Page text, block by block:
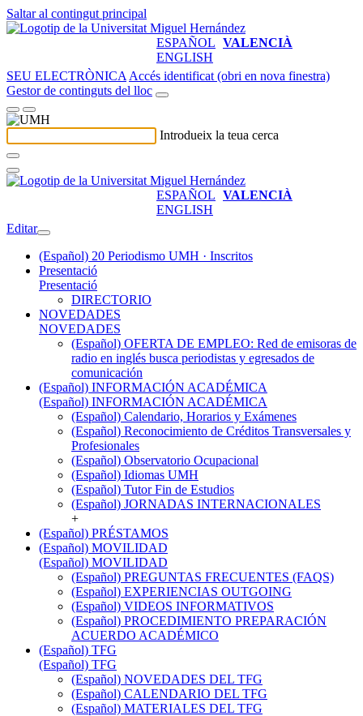
Saltar al contingut principal
ESPAÑOL VALENCIÀ
ENGLISH
SEU ELECTRÒNICA Accés identificat (obri en nova finestra)
Gestor de continguts del lloc
Introdueix la teua cerca
ESPAÑOL VALENCIÀ
ENGLISH
Editar
(Español) 20 Periodismo UMH · Inscritos
Presentació
Presentació
DIRECTORIO
NOVEDADES
NOVEDADES
(Español) OFERTA DE EMPLEO: Red de emisoras de
radio en inglés busca periodistas y egresados de
comunicación
(Español) INFORMACIÓN ACADÉMICA
(Español) INFORMACIÓN ACADÉMICA
(Español) Calendario, Horarios y Exámenes
(Español) Reconocimiento de Créditos Transversales y
Profesionales
(Español) Observatorio Ocupacional
(Español) Idiomas UMH
(Español) Tutor Fin de Estudios
(Español) JORNADAS INTERNACIONALES
+
(Español) PRÉSTAMOS
(Español) MOVILIDAD
(Español) MOVILIDAD
(Español) PREGUNTAS FRECUENTES (FAQS)
(Español) EXPERIENCIAS OUTGOING
(Español) VIDEOS INFORMATIVOS
(Español) PROCEDIMIENTO PREPARACIÓN
ACUERDO ACADÉMICO
(Español) TFG
(Español) TFG
(Español) NOVEDADES DEL TFG
(Español) CALENDARIO DEL TFG
(Español) MATERIALES DEL TFG